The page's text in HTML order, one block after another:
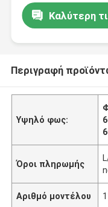
Καλύτερη
Περιγραφή
Υψηλό φως:
Όροι πληρωμής
Αριθμό μοντέλου